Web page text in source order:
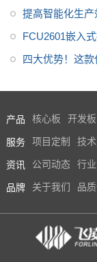
亮相
提高智能化生
启动
FCU2601嵌入
四大优势！这
产品 核心板 开发板
服务 项目定制 技
资讯 公司动态 行
品牌 关于我们 品